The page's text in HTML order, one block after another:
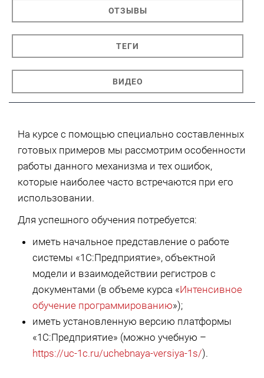
ОТЗЫВЫ
ТЕГИ
ВИДЕО
На курсе с помощью специально составленных
готовых примеров мы рассмотрим особенности
работы данного механизма и тех ошибок,
которые наиболее часто встречаются при его
использовании.
Для успешного обучения потребуется:
иметь начальное представление о работе
системы «1С:Предприятие», объектной
модели и взаимодействии регистров с
документами (в объеме курса «Интенсивное
обучение программированию»);
иметь установленную версию платформы
«1С:Предприятие» (можно учебную –
https://uc-1c.ru/uchebnaya-versiya-1s/).